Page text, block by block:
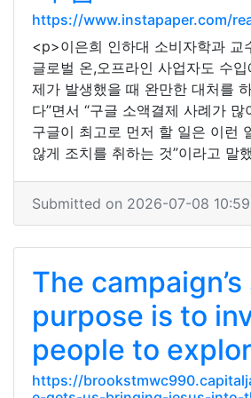
https://www.instapaper.com/
<p>이은희 인하대 소비자학과 교
글로벌 온,오프라인 사업자도 수
제가 발생했을 때 완만한 대처를
다”면서 “구글 소액결제 사례가 많
구글이 최고로 먼저 할 일은 이런
않게 조치를 취하는 것”이라고 말
Submitted on 2026-07-08
The
purpose is to
people to
https://